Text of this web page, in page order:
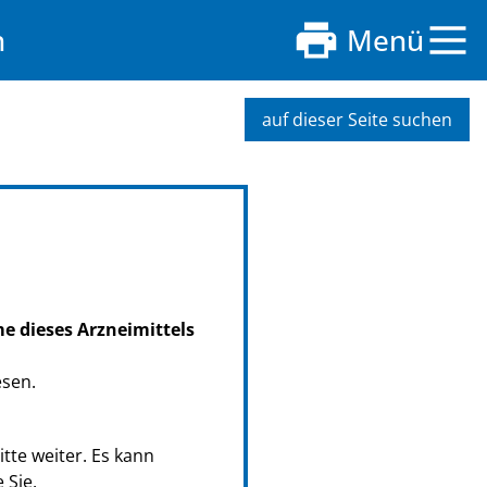
Menü
auf dieser Seite suchen
dieses Arzneimittels
weiter. Es kann
Sie.